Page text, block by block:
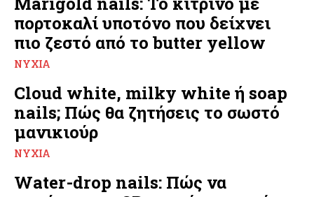
πορτοκαλί υποτόνο που δείχνει
πιο ζεστό από το butter yellow
ΝΎΧΙΑ
Cloud white, milky white ή soap
nails; Πώς θα ζητήσεις το σωστό
μανικιούρ
ΝΎΧΙΑ
Water-drop nails: Πώς να